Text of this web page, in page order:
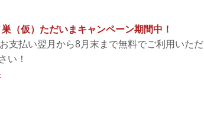
（仮）ただいまキャンペーン期間中！
支払い翌月から8月末まで無料でご利用いただ
い！